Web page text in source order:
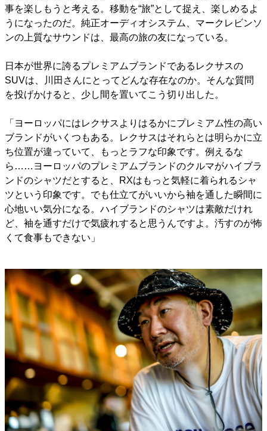
事を楽しもうと考える。移動を“旅”として捉え、楽しめるよ
うになったのだ。純正オーディオシステム、マークレビンソ
ンの上質なサウンドは、最高の旅の友になっている。
日本が世界に誇るプレミアムブランドであるレクサスの
SUVは、川田さんにとってどんな存在なのか。そんな質問
を投げかけると、少し間を置いてこう切り出した。
「ヨーロッパにはレクサスよりはるかにプレミアム性の高い
ブランドがいくつもある。レクサスはそれらとは明らかに立
ち位置が違っていて、もっとラフな印象です。例えるな
ら……ヨーロッパのプレミアムブランドのクルマがハイブラ
ンドのシャツだとすると、RXはもっと気軽に着られるシャ
ツという印象です。でも仕立てがいいから袖を通した瞬間に
心地いい気分になる。ハイブランドのシャツは素敵だけれ
ど、袖を通すだけで気疲れすると思うんですよ。汚すのが怖
くて食事もできない」